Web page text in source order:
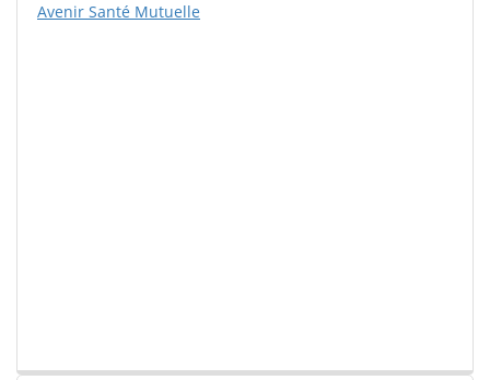
Avenir Santé Mutuelle